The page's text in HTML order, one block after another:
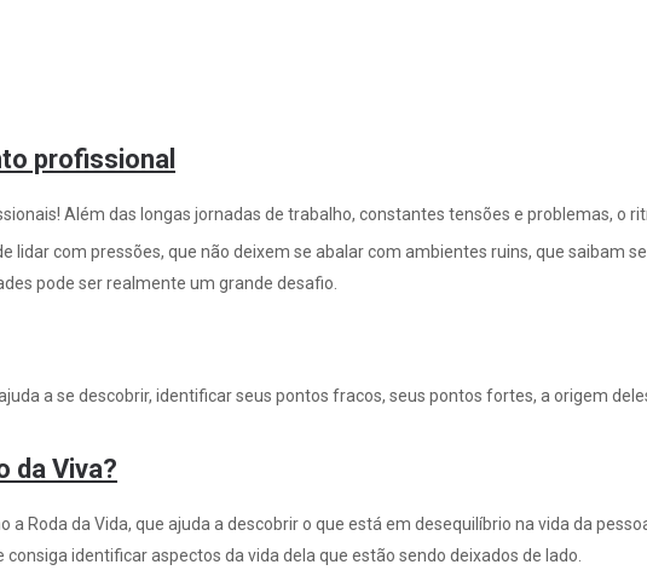
profissional
Além das longas jornadas de trabalho, constantes tensões e problemas, o
lidar com pressões, que não deixem se abalar com ambientes ruins, que saibam
pode ser realmente um grande desafio.
a se descobrir, identificar seus pontos fracos, seus pontos fortes, a origem
da Viva?
a Roda da Vida, que ajuda a descobrir o que está em desequilíbrio na vida da
identificar aspectos da vida dela que estão sendo deixados de lado.